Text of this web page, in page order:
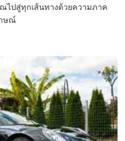
ไปสู่ทุกเส้นทางด้วยความภาค
ษณ์